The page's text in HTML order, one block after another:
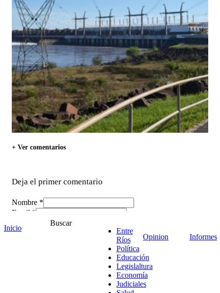
+ Ver comentarios
Deja el primer comentario
Nombre *
Email *
*
Inicio
Buscar
Entre
Ríos
Política
Educación
Legislaltura
Economía
Judiciales
Opinion Informes